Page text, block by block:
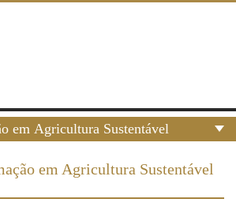
em Agricultura Sustentável
em Agricultura Sustentável